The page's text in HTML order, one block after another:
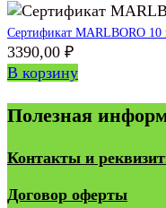
Сертификат MARLBORO 10
3390,00 ₽
В корзину
Полезная
Контакты и
Договор оферты